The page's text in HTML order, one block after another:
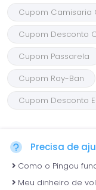
Cupom Camisaria
Cupom Desconto
Cupom Passarela
Cupom Ray-Ban
Cupom Desconto
Precisa de
Como o Pingou
Meu dinheiro de